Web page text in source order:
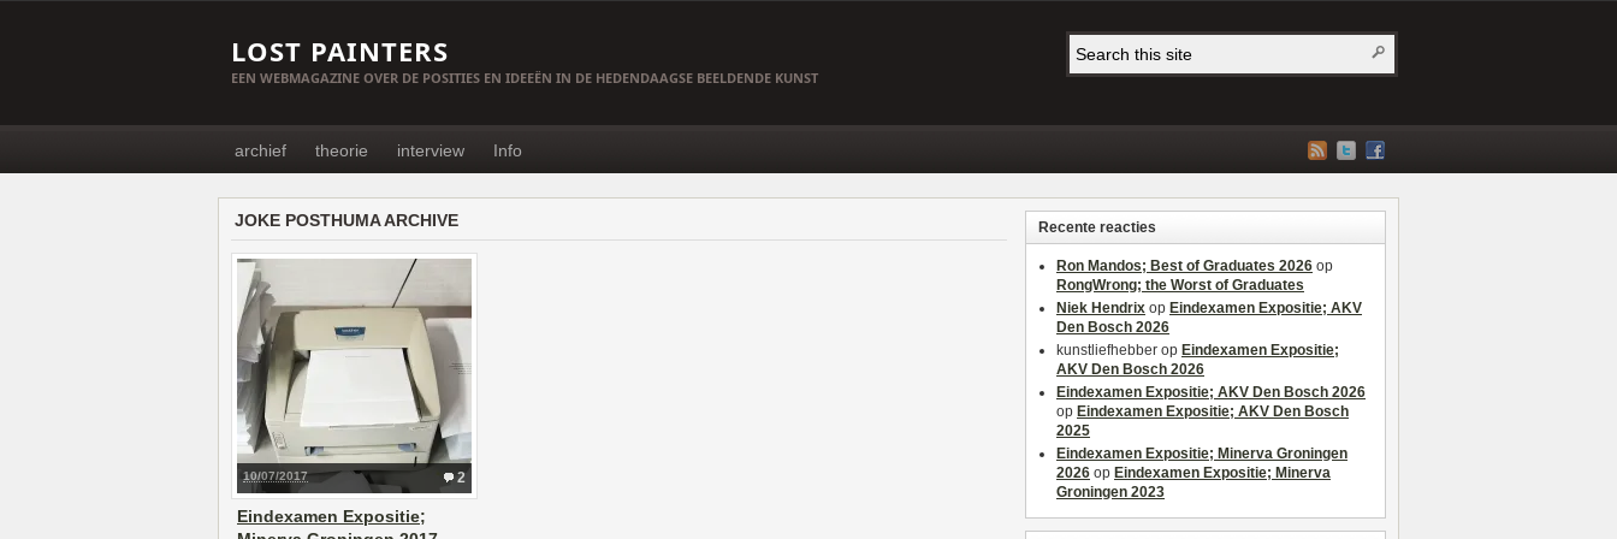
LOST PAINTERS
EEN WEBMAGAZINE OVER DE POSITIES EN IDEEËN IN DE HEDENDAAGSE BEELDENDE KUNST
archief theorie interview Info
JOKE POSTHUMA ARCHIVE
2
10/07/2017
Eindexamen Expositie;
Recente reacties
Ron Mandos; Best of Graduates 2026 op
RongWrong; the Worst of Graduates
Niek Hendrix op Eindexamen Expositie; AKV
Den Bosch 2026
kunstliefhebber op Eindexamen Expositie;
AKV Den Bosch 2026
Eindexamen Expositie; AKV Den Bosch 2026
op Eindexamen Expositie; AKV Den Bosch
2025
Eindexamen Expositie; Minerva Groningen
2026 op Eindexamen Expositie; Minerva
Groningen 2023